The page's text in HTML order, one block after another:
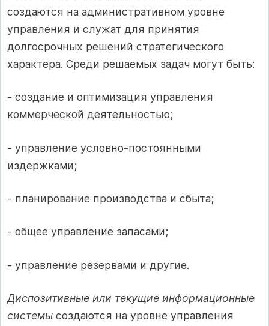
создаются на административном уровне
управления и служат для принятия
долгосрочных решений стратегического
характера. Среди решаемых задач могут быть:
- создание и оптимизация управления
коммерческой деятельностью;
- управление условно-постоянными
издержками;
- планирование производства и сбыта;
- общее управление запасами;
- управление резервами и другие.
Диспозитивные или текущие информационные
системы создаются на уровне управления